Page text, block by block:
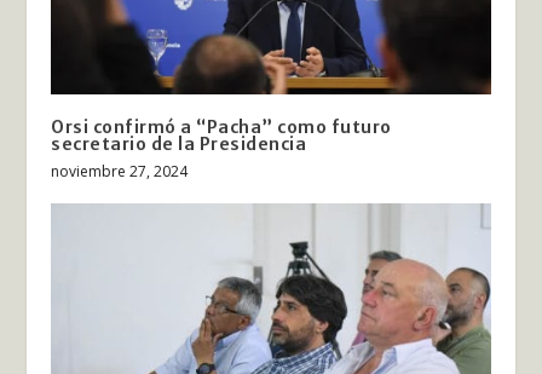
Orsi confirmó a “Pacha” como futuro
secretario de la Presidencia
noviembre 27, 2024